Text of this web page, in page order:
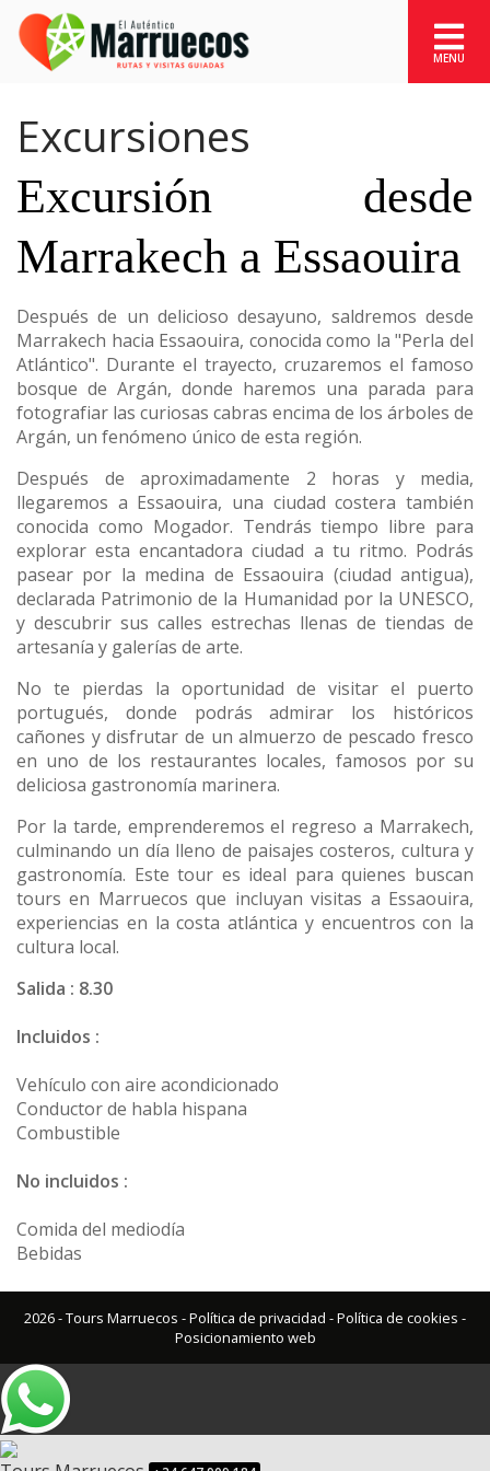
Excursiones
Excursión desde
Marrakech a Essaouira
Después de un delicioso desayuno, saldremos desde
Marrakech hacia Essaouira, conocida como la "Perla del
Atlántico". Durante el trayecto, cruzaremos el famoso
bosque de Argán, donde haremos una parada para
fotografiar las curiosas cabras encima de los árboles de
Argán, un fenómeno único de esta región.
Después de aproximadamente 2 horas y media,
llegaremos a Essaouira, una ciudad costera también
conocida como Mogador. Tendrás tiempo libre para
explorar esta encantadora ciudad a tu ritmo. Podrás
pasear por la medina de Essaouira (ciudad antigua),
declarada Patrimonio de la Humanidad por la UNESCO,
y descubrir sus calles estrechas llenas de tiendas de
artesanía y galerías de arte.
No te pierdas la oportunidad de visitar el puerto
portugués, donde podrás admirar los históricos
cañones y disfrutar de un almuerzo de pescado fresco
en uno de los restaurantes locales, famosos por su
deliciosa gastronomía marinera.
Por la tarde, emprenderemos el regreso a Marrakech,
culminando un día lleno de paisajes costeros, cultura y
gastronomía. Este tour es ideal para quienes buscan
tours en Marruecos que incluyan visitas a Essaouira,
experiencias en la costa atlántica y encuentros con la
cultura local.
Salida : 8.30
Incluidos :
Vehículo con aire acondicionado
Conductor de habla hispana
Combustible
No incluidos :
Comida del mediodía
Bebidas
2026 - Tours Marruecos -Política de privacidad -Política de cookies -
Posicionamiento web